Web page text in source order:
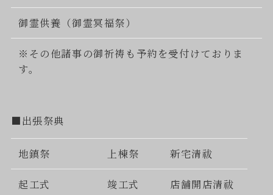
御霊供養（御霊冥福祭）
※その他諸事の御祈祷も予約を受付けておりま
す。
■出張祭典
地鎮祭 上棟祭 新宅清祓
起工式 竣工式 店舗開店清祓